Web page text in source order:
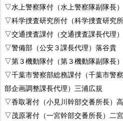
▽水上警察隊付（水上警察隊副隊長
▽科学捜査研究所付（科学捜査研究
▽交通捜査課付（交通捜査課長代理
▽警備部（公安３課長代理）落谷貴
▽第３機動隊付（第３機動隊副隊長
▽千葉市警察部総務課付（千葉市警
部企画調整課長代理）三浦広規
▽香取署付（小見川幹部交番所長）
▽茂原署付（一宮幹部交番所長）二